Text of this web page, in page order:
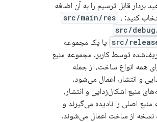
بردار قابل ترسیم را به آن اضافه
کنید:
src/main/res ،
src/
src/ یا یک مجموعه
توسط کاربر. مجموعه منبع
همه انواع ساخت، از جمله
و انتشار، اعمال می‌شود.
منبع اشکال‌زدایی و انتشار،
اصلی را نادیده می‌گیرند و
نسخه از ساخت اعمال می‌شوند.